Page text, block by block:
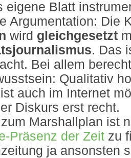
eigene Blatt
Argumentation: Die
wird gleichgesetzt
. Das
Bei allem
Qualitativ
auch im Internet
Diskurs erst recht.
Marshallplan ist
Präsenz der Zeit zu
ja ansonsten